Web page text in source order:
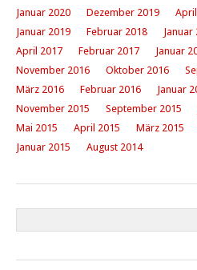
Januar 2020 Dezember 2019
Januar 2019
Februar 2018 Januar
April 2017
Februar 2017 Januar
November 2016
Oktober 2016
März 2016
Februar 2016 Januar
November 2015
September 2015
Mai 2015
April 2015 März 2015
Januar 2015
August 2014